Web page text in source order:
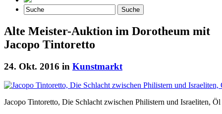
Alte Meister-Auktion im Dorotheum mit
Jacopo Tintoretto
24. Okt. 2016 in Kunstmarkt
Jacopo Tintoretto, Die Schlacht zwischen Philistern und Israeliten,